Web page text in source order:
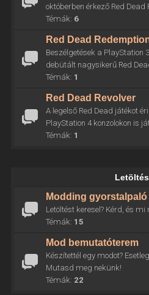
októberben érkező Red Dead
Témák: 6
Red Dead
Beszélgetések a PlayStation
debütált nagysikerű Red
Témák: 1
Red Dead Revolver
A legelső Red Dead játékot
PlayStation 4 konzolokon is
Témák: 1
Modding gyorstalpaló
Letöltést keresel? Kérd, és
Témák: 15
Mod bemutatóterem
Készítettél egy modot?
Mutasd meg nekünk!
Témák: 22